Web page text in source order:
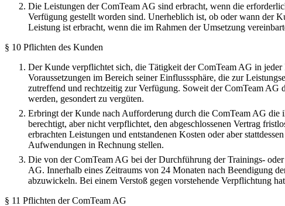
Die Leistungen der ComTeam AG sind erbracht, wenn die
Verfügung gestellt worden sind. Unerheblich ist, ob oder wann der
Leistung ist erbracht, wenn die im Rahmen der Umsetzung
§ 10 Pflichten des Kunden
Der Kunde verpflichtet sich, die Tätigkeit der ComTeam AG in jeder
Voraussetzungen im Bereich seiner Einflusssphäre, die zur
zutreffend und rechtzeitig zur Verfügung. Soweit der ComTeam AG
werden, gesondert zu vergüten.
Erbringt der Kunde nach Aufforderung durch die ComTeam AG
berechtigt, aber nicht verpflichtet, den abgeschlossenen Vertrag
erbrachten Leistungen und entstandenen Kosten oder aber
Aufwendungen in Rechnung stellen.
Die von der ComTeam AG bei der Durchführung der Trainings-
AG. Innerhalb eines Zeitraums von 24 Monaten nach Beendigung
abzuwickeln. Bei einem Verstoß gegen vorstehende Verpflichtung
§ 11 Pflichten der ComTeam AG